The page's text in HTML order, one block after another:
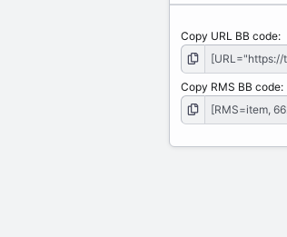
Copy URL BB code
Copy RMS BB code